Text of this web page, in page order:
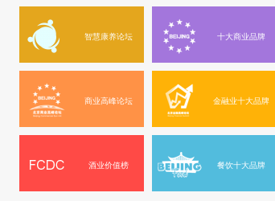
智慧康养论坛 十大商业品牌
商业高峰论坛 金融业十大品牌
酒业价值榜 餐饮十大品牌